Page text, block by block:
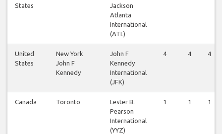
States
Jackson
Atlanta
International
(ATL)
United
States
New York
John F
Kennedy
John F
Kennedy
International
(JFK)
4 4 4
Canada Toronto
Lester B.
Pearson
International
(YYZ)
1 1 1